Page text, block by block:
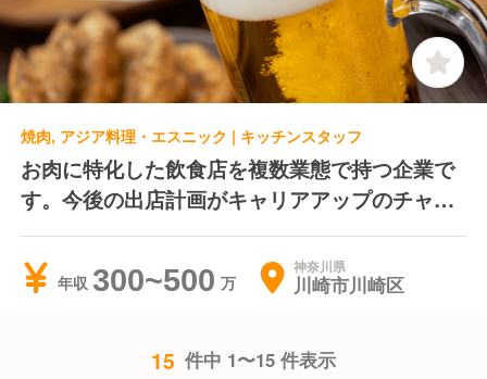
焼肉, アジア料理・エスニック | キッチンスタッフ
お肉に特化した飲食店を複数業態で持つ企業で
す。今後の出店計画がキャリアアップのチャン
ス
年収 300~500 神奈川県
川崎市川崎区
15 件中 1〜15 件表示